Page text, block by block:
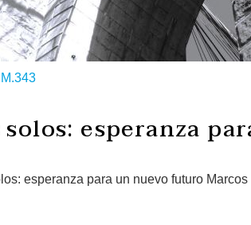
esperanza
esperanza para un nuevo futuro